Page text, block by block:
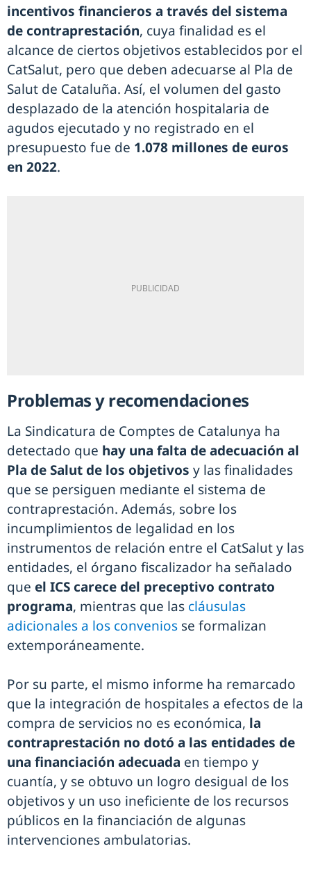
incentivos financieros a través del sistema
de contraprestación, cuya finalidad es el
alcance de ciertos objetivos establecidos por el
CatSalut, pero que deben adecuarse al Pla de
Salut de Cataluña. Así, el volumen del gasto
desplazado de la atención hospitalaria de
agudos ejecutado y no registrado en el
presupuesto fue de 1.078 millones de euros
en 2022.
Problemas y recomendaciones
La Sindicatura de Comptes de Catalunya ha
detectado que hay una falta de adecuación al
Pla de Salut de los objetivos y las finalidades
que se persiguen mediante el sistema de
contraprestación. Además, sobre los
incumplimientos de legalidad en los
instrumentos de relación entre el CatSalut y las
entidades, el órgano fiscalizador ha señalado
que el ICS carece del preceptivo contrato
programa, mientras que las cláusulas
adicionales a los convenios se formalizan
extemporáneamente.
Por su parte, el mismo informe ha remarcado
que la integración de hospitales a efectos de la
compra de servicios no es económica, la
contraprestación no dotó a las entidades de
una financiación adecuada en tiempo y
cuantía, y se obtuvo un logro desigual de los
objetivos y un uso ineficiente de los recursos
públicos en la financiación de algunas
intervenciones ambulatorias.